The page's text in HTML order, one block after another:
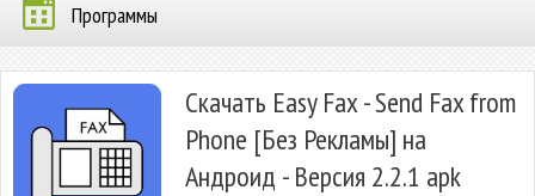
Программы
Скачать Easy Fax - Send Fax from
Phone [Без Рекламы] на
Андроид - Версия 2.2.1 apk